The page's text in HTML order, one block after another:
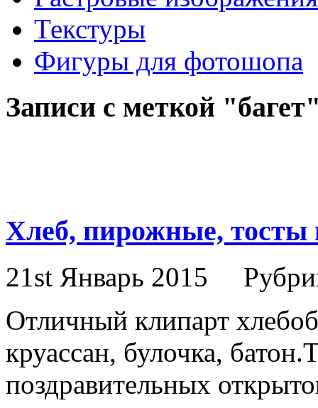
Текстуры
Фигуры для фотошопа
Записи с меткой
Хлеб, пирожные, тосты
21st Январь 2015
Отличный клипарт
круассан, булочка,
поздравительных